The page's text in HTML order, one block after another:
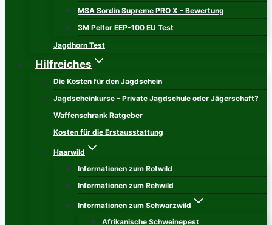
MSA Sordin Supreme PRO X – Bewertung
3M Peltor EEP-100 EU Test
Jagdhorn Test
Hilfreiches
Die Kosten für den Jagdschein
Jagdscheinkurse – Private Jagdschule oder Jägerschaft?
Waffenschrank Ratgeber
Kosten für die Erstausstattung
Haarwild
Informationen zum Rotwild
Informationen zum Rehwild
Informationen zum Schwarzwild
Afrikanische Schweinepest